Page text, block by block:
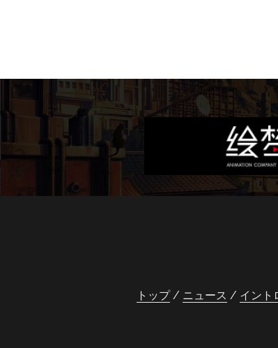
トップ ニュース イント